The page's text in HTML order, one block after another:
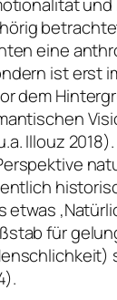
eine
ist erst
dem
Illouz
etwas
für